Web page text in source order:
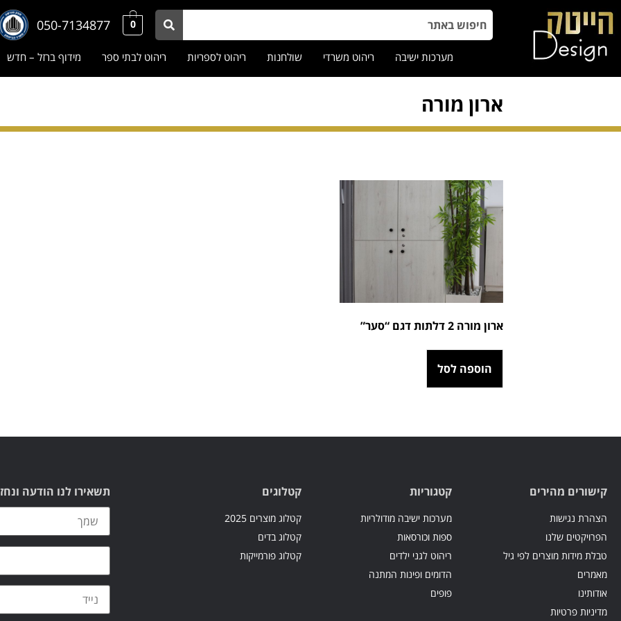
0
050-7134877
מערכות ישיבה ריהוט משרדי שולחנות ריהוט לספריות ריהוט לבתי ספר מידוף ברזל – חדש
ארון מורה
ארון מורה 2 דלתות דגם “סער”
הוספה לסל
קישורים מהירים
הצהרת נגישות
הפרויקטים שלנו
טבלת מידות מוצרים לפי גיל
מאמרים
אודותינו
מדיניות פרטיות
קטגוריות
מערכות ישיבה מודולריות
ספות וכורסאות
ריהוט לגני ילדים
הדומים ופינות המתנה
פופים
קטלוגים
קטלוג מוצרים 2025
קטלוג בדים
קטלוג פורמייקות
תשאירו לנו הודעה